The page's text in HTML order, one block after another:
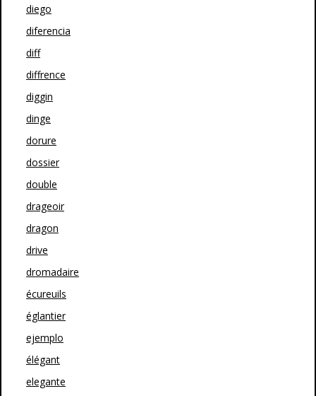
diego
diferencia
diff
diffrence
diggin
dinge
dorure
dossier
double
drageoir
dragon
drive
dromadaire
écureuils
églantier
ejemplo
élégant
elegante